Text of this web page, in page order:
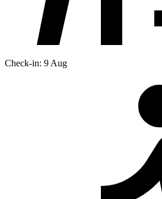
Check-in: 9 Aug